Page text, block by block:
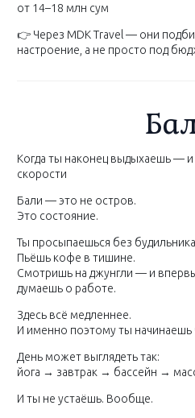
от 14–18 млн сум
👉 Через MDK Travel — они
настроение, а не просто под
Когда ты наконец выдыхаешь —
скорости
Бали — это не остров.
Это состояние.
Ты просыпаешься без
Пьёшь кофе в тишине.
Смотришь на джунгли — и
думаешь о работе.
Здесь всё медленнее.
И именно поэтому ты начинаешь
День может выглядеть так:
йога → завтрак → бассейн →
И ты не устаёшь. Вообще.